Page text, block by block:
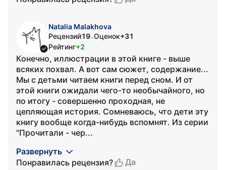
Natalia Malakhova
Рецензий19•Оценок+31
Рейтинг+2
Конечно, иллюстрации в этой книге - выше
всяких похвал. А вот сам сюжет, содержание...
Мы с детьми читаем книги перед сном. И от
этой книги ожидали чего-то необычайного, но
по итогу - совершенно проходная, не
цепляющая история. Сомневаюсь, что дети эту
книгу вообще когда-нибудь вспомнят. Из серии
"Прочитали - чер...
Развернуть
Понравилась рецензия?
Да